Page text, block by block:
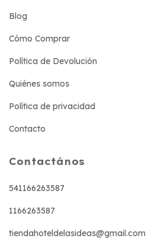
Blog
Cómo Comprar
Política de Devolución
Quiénes somos
Política de privacidad
Contacto
Contactános
541166263587
1166263587
tiendahoteldelasideas@gmail.com